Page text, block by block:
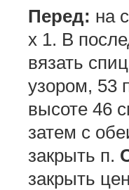
Перед: на
х 1. В
вязать
узором, 53
высоте 46
затем с
закрыть п.
закрыть